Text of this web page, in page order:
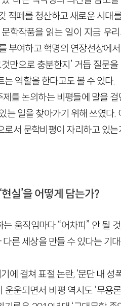
적폐를 청산하고 새로운 시대
학작품을 읽는 일이 지금 우
부여하고 혁명의 연장선상에
만으로 충분한지’ 거듭 질문
역할을 한다고도 볼 수 있다.
를 논의하는 비평들에 말을
는 일을 찾아가기 위해 쓰였다.
서 문학비평이 자리하고 있
실’을 어떻게 담는가?
움직임마다 “어차피” 안 될
른 세상을 만들 수 있다는 기
걸쳐 표절 논란, ‘문단 내 성
운운되면서 비평 역시도 ‘무용